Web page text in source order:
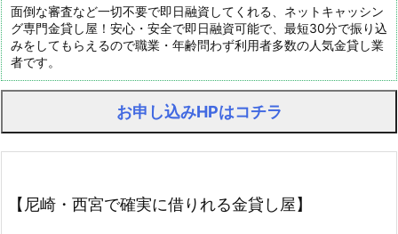
面倒な審査など一切不要で即日融資してくれる、ネットキャッシン
グ専門金貸し屋！安心・安全で即日融資可能で、最短30分で振り込
みをしてもらえるので職業・年齢問わず利用者多数の人気金貸し業
者です。
お申し込みHPはコチラ
【尼崎・西宮で確実に借りれる金貸し屋】